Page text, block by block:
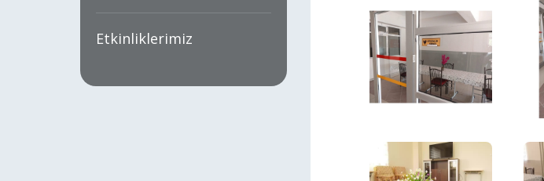
Etkinliklerimiz